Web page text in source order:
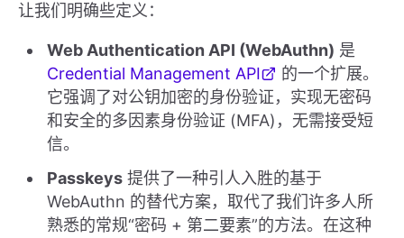
让我们明确些定义：
Web Authentication API (WebAuthn) 是
Credential Management API
的一个扩展。
它强调了对公钥加密的身份验证，实现无密码
和安全的多因素身份验证 (MFA)，无需接受短
信。
Passkeys 提供了一种引人入胜的基于
WebAuthn 的替代方案，取代了我们许多人所
熟悉的常规“密码 + 第二要素”的方法。在这种